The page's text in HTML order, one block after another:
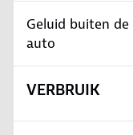
Geluid buiten de
auto
VERBRUIK